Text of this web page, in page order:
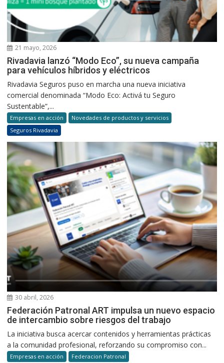
21 mayo, 2026
Rivadavia lanzó “Modo Eco”, su nueva campaña
para vehículos híbridos y eléctricos
Rivadavia Seguros puso en marcha una nueva iniciativa
comercial denominada “Modo Eco: Activá tu Seguro
Sustentable”,...
Empresas en acción
Novedades de productos y servicios
Seguros Rivadavia
30 abril, 2026
Federación Patronal ART impulsa un nuevo espacio
de intercambio sobre riesgos del trabajo
La iniciativa busca acercar contenidos y herramientas prácticas
a la comunidad profesional, reforzando su compromiso con...
Empresas en acción Federacion Patronal